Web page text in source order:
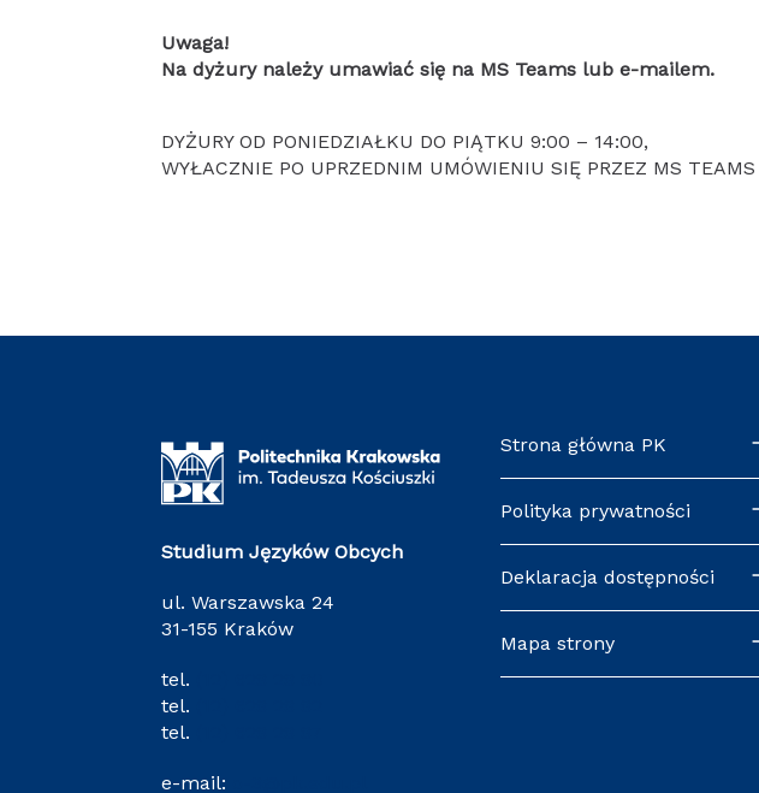
Uwaga!
Na dyżury należy umawiać się na MS Teams lub e-mailem.
DYŻURY OD PONIEDZIAŁKU DO PIĄTKU 9:00 – 14:00,
WYŁACZNIE PO UPRZEDNIM UMÓWIENIU SIĘ PRZEZ MS
Studium Języków Obcych
ul. Warszawska 24
31-155 Kraków
tel.
tel.
tel.
e-mail:
Strona główna PK
Polityka prywatności
Deklaracja dostępności
Mapa strony